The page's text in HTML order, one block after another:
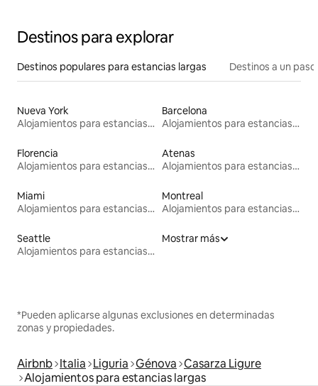
Destinos para explorar
Destinos populares para estancias largas Destinos a un
Nueva York
Alojamientos para estancias largas
Barcelona
Alojamientos para estancias largas
Florencia
Alojamientos para estancias largas
Atenas
Alojamientos para estancias largas
Miami
Alojamientos para estancias largas
Montreal
Alojamientos para estancias largas
Seattle
Alojamientos para estancias largas
Mostrar más
*Pueden aplicarse algunas exclusiones en determinadas
zonas y propiedades.
Airbnb Italia Liguria Génova Casarza Ligure
Alojamientos para estancias largas